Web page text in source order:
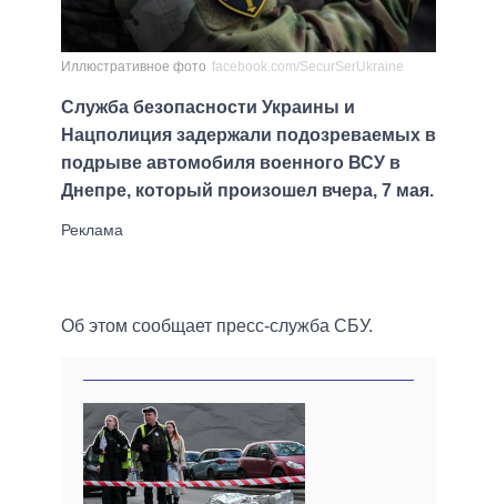
Иллюстративное фото facebook.com/SecurSerUkraine
Служба безопасности Украины и
Нацполиция задержали подозреваемых в
подрыве автомобиля военного ВСУ в
Днепре, который произошел вчера, 7 мая.
Об этом сообщает пресс-служба СБУ.